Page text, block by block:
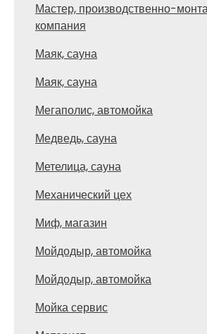
Мастер, производственно-
компания
Маяк, сауна
Маяк, сауна
Мегаполис, автомойка
Медведь, сауна
Метелица, сауна
Механический цех
Миф, магазин
Мойдодыр, автомойка
Мойдодыр, автомойка
Мойка сервис